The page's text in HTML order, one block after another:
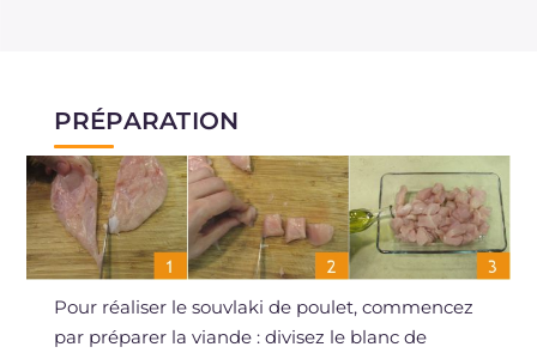
PRÉPARATION
Pour réaliser le souvlaki de poulet, commencez
par préparer la viande : divisez le blanc de